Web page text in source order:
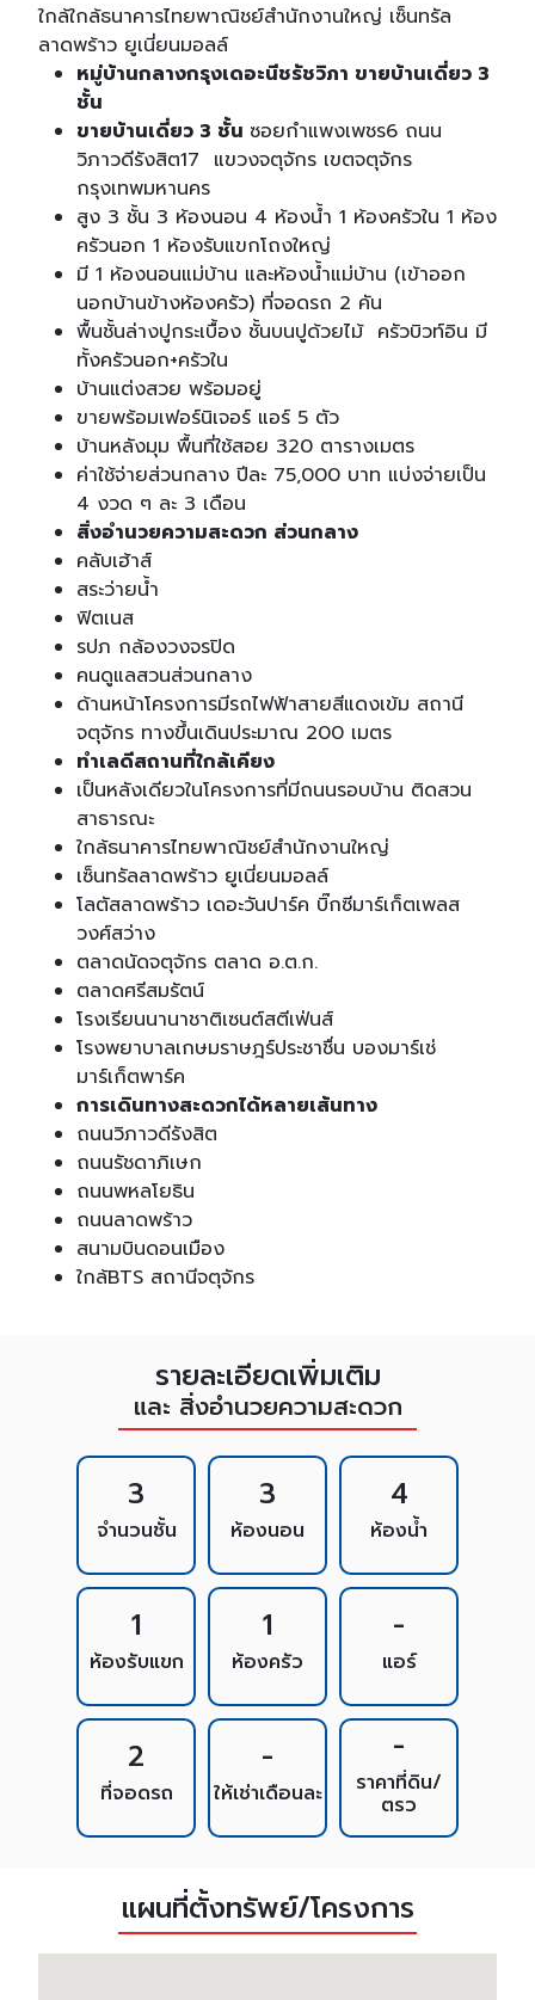
ใกล้ใกล้ธนาคารไทยพาณิชย์สำนักงานใหญ่ เซ็นทรัล
ลาดพร้าว ยูเนี่ยนมอลล์
หมู่บ้านกลางกรุงเดอะนีชรัชวิภา ขายบ้านเดี่ยว 3
ชั้น
ขายบ้านเดี่ยว 3 ชั้น ซอยกำแพงเพชร6 ถนน
วิภาวดีรังสิต17 แขวงจตุจักร เขตจตุจักร
กรุงเทพมหานคร
สูง 3 ชั้น 3 ห้องนอน 4 ห้องน้ำ 1 ห้องครัวใน 1 ห้อง
ครัวนอก 1 ห้องรับแขกโถงใหญ่
มี 1 ห้องนอนแม่บ้าน และห้องน้ำแม่บ้าน (เข้าออก
นอกบ้านข้างห้องครัว) ที่จอดรถ 2 คัน
พื้นชั้นล่างปูกระเบื้อง ชั้นบนปูด้วยไม้ ครัวบิวท์อิน มี
ทั้งครัวนอก+ครัวใน
บ้านแต่งสวย พร้อมอยู่
ขายพร้อมเฟอร์นิเจอร์ แอร์ 5 ตัว
บ้านหลังมุม พื้นที่ใช้สอย 320 ตารางเมตร
ค่าใช้จ่ายส่วนกลาง ปีละ 75,000 บาท แบ่งจ่ายเป็น
4 งวด ๆ ละ 3 เดือน
สิ่งอำนวยความสะดวก ส่วนกลาง
คลับเฮ้าส์
สระว่ายน้ำ
ฟิตเนส
รปภ กล้องวงจรปิด
คนดูแลสวนส่วนกลาง
ด้านหน้าโครงการมีรถไฟฟ้าสายสีแดงเข้ม สถานี
จตุจักร ทางขึ้นเดินประมาณ 200 เมตร
ทำเลดีสถานที่ใกล้เคียง
เป็นหลังเดียวในโครงการที่มีถนนรอบบ้าน ติดสวน
สาธารณะ
ใกล้ธนาคารไทยพาณิชย์สำนักงานใหญ่
เซ็นทรัลลาดพร้าว ยูเนี่ยนมอลล์
โลตัสลาดพร้าว เดอะวันปาร์ค บิ๊กซีมาร์เก็ตเพลส
วงศ์สว่าง
ตลาดนัดจตุจักร ตลาด อ.ต.ก.
ตลาดศรีสมรัตน์
โรงเรียนนานาชาติเซนต์สตีเฟ่นส์
โรงพยาบาลเกษมราษฎร์ประชาชื่น บองมาร์เช่
มาร์เก็ตพาร์ค
การเดินทางสะดวกได้หลายเส้นทาง
ถนนวิภาวดีรังสิต
ถนนรัชดาภิเษก
ถนนพหลโยธิน
ถนนลาดพร้าว
สนามบินดอนเมือง
ใกล้BTS สถานีจตุจักร
รายละเอียดเพิ่มเติม
และ สิ่งอำนวยความสะดวก
3
จำนวนชั้น
3
ห้องนอน
4
ห้องน้ำ
1
ห้องรับแขก
1
ห้องครัว
-
แอร์
2
ที่จอดรถ
-
ให้เช่าเดือนละ
-
ราคาที่ดิน/
ตรว
แผนที่ตั้งทรัพย์/โครงการ